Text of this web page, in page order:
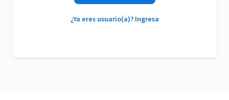
¿Ya eres usuario(a)? Ingresa